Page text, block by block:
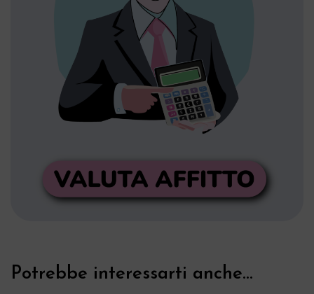
Potrebbe interessarti anche...